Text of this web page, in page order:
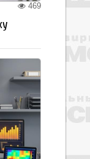
469